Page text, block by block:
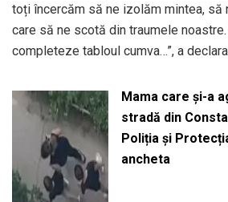
toți încercăm să ne izolăm mintea, să
care să ne scotă din traumele
completeze tabloul cumva…”, a
Mama care și-a
stradă din
Poliția și
ancheta